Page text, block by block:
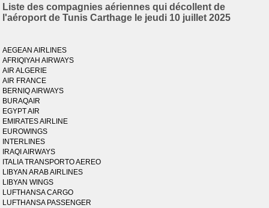
Liste des compagnies aériennes qui décollent de
l'aéroport de Tunis Carthage le jeudi 10 juillet 2025
AEGEAN AIRLINES
AFRIQIYAH AIRWAYS
AIR ALGERIE
AIR FRANCE
BERNIQ AIRWAYS
BURAQAIR
EGYPT AIR
EMIRATES AIRLINE
EUROWINGS
INTERLINES
IRAQI AIRWAYS
ITALIA TRANSPORTO AEREO
LIBYAN ARAB AIRLINES
LIBYAN WINGS
LUFTHANSA CARGO
LUFTHANSA PASSENGER